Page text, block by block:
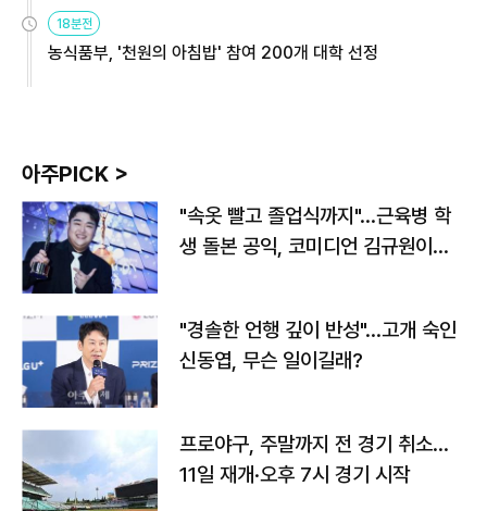
원
18분전
농식품부, '천원의 아침밥' 참여 200개 대학 선정
아주PICK >
"속옷 빨고 졸업식까지"…근육병 학
생 돌본 공익, 코미디언 김규원이었
"경솔한 언행 깊이 반성"…고개 숙인
신동엽, 무슨 일이길래?
프로야구, 주말까지 전 경기 취소…
11일 재개·오후 7시 경기 시작